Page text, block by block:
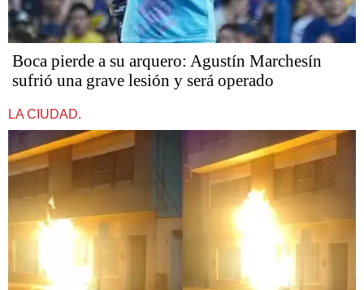
Boca pierde a su arquero: Agustín Marchesín
sufrió una grave lesión y será operado
LA CIUDAD.